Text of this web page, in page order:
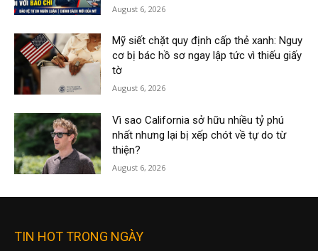
August 6, 2026
Mỹ siết chặt quy định cấp thẻ xanh: Nguy
cơ bị bác hồ sơ ngay lập tức vì thiếu giấy
tờ
August 6, 2026
Vì sao California sở hữu nhiều tỷ phú
nhất nhưng lại bị xếp chót về tự do từ
thiện?
August 6, 2026
TIN HOT TRONG NGÀY